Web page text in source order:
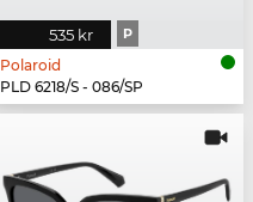
535 kr P
Polaroid
PLD 6218/S - 086/SP